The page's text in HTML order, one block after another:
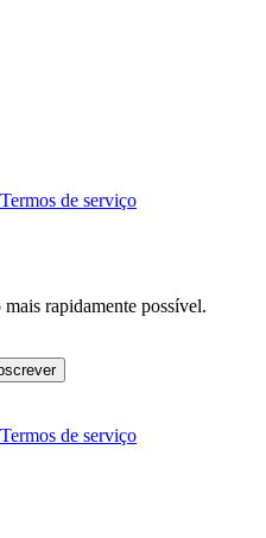
de serviço
rapidamente possível.
de serviço